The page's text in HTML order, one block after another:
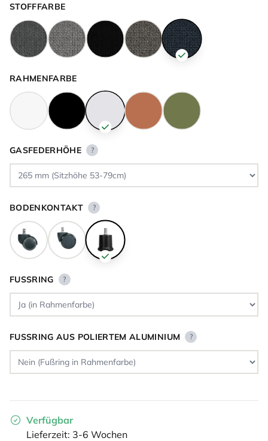
STOFFFARBE
RAHMENFARBE
GASFEDERHÖHE ?
BODENKONTAKT ?
FUSSRING ?
FUSSRING AUS POLIERTEM ALUMINIUM ?
Verfügbar
Lieferzeit: 3-6 Wochen